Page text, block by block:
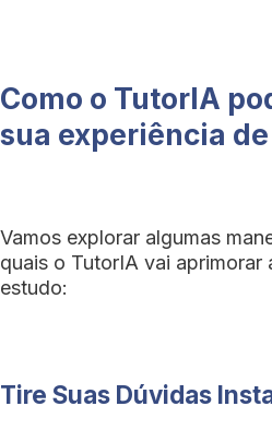
Como o TutorIA
sua experiência
Vamos explorar algumas
quais o TutorIA vai aprimorar
estudo:
Tire Suas Dúvidas